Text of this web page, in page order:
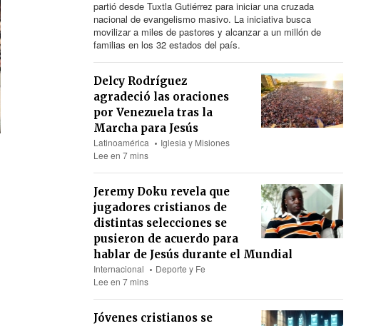
partió desde Tuxtla Gutiérrez para iniciar una cruzada
nacional de evangelismo masivo. La iniciativa busca
movilizar a miles de pastores y alcanzar a un millón de
familias en los 32 estados del país.
Delcy Rodríguez
agradeció las oraciones
por Venezuela tras la
Marcha para Jesús
Latinoamérica
Iglesia y Misiones
Lee en 7 mins
Jeremy Doku revela que
jugadores cristianos de
distintas selecciones se
pusieron de acuerdo para
hablar de Jesús durante el Mundial
Internacional
Deporte y Fe
Lee en 7 mins
Jóvenes cristianos se